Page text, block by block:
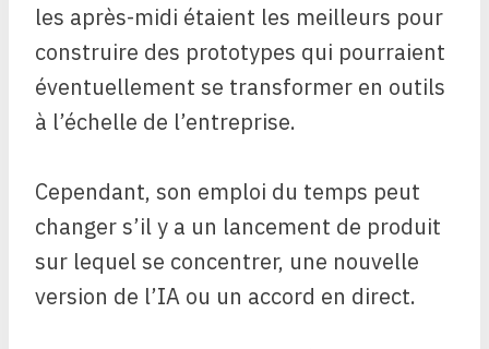
les après-midi étaient les meilleurs pour
construire des prototypes qui pourraient
éventuellement se transformer en outils
à l’échelle de l’entreprise.
Cependant, son emploi du temps peut
changer s’il y a un lancement de produit
sur lequel se concentrer, une nouvelle
version de l’IA ou un accord en direct.